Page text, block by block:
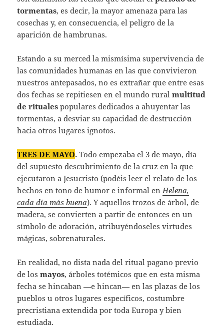
tormentas, es decir, la mayor amenaza para las
cosechas y, en consecuencia, el peligro de la
aparición de hambrunas.
Estando a su merced la mismísima supervivencia de
las comunidades humanas en las que convivieron
nuestros antepasados, no es extrañar que entre esas
dos fechas se repitiesen en el mundo ruralmultitud
de rituales populares dedicados a ahuyentar las
tormentas, a desviar su capacidad de destrucción
hacia otros lugares ignotos.
TRES DE MAYO. Todo empezaba el 3 de mayo, día
del supuesto descubrimiento de la cruz en la que
ejecutaron a Jesucristo (podéis leer el relato de los
hechos en tono de humor e informal en Helena,
cada día más buena). Y aquellos trozos de árbol, de
madera, se convierten a partir de entonces en un
símbolo de adoración, atribuyéndoseles virtudes
mágicas, sobrenaturales.
En realidad, no dista nada del ritual pagano previo
de losmayos, árboles totémicos que en esta misma
fecha se hincaban —e hincan— en las plazas de los
pueblos u otros lugares específicos, costumbre
precristiana extendida por toda Europa y bien
estudiada.